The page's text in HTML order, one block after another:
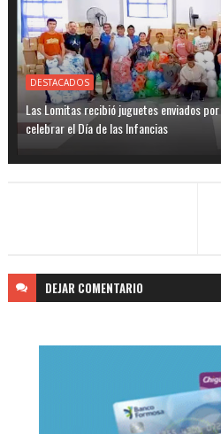
DESTACADOS
Las Lomitas recibió juguetes enviados
celebrar el Día de las Infancias
DEJAR COMENTARIO